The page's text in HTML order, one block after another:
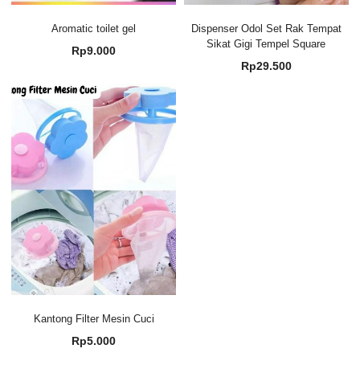
Aromatic toilet gel
Rp9.000
Dispenser Odol Set Rak Tempat
Sikat Gigi Tempel Square
Rp29.500
Kantong Filter Mesin Cuci
Rp5.000